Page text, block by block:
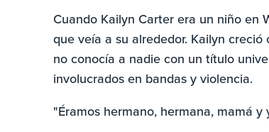
Cuando Kailyn Carter era un niño en
que veía a su alrededor. Kailyn
no conocía a nadie con un título
involucrados en bandas y violencia.
"Éramos hermano, hermana, mamá